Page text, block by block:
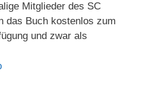
Mitglieder des SC
das Buch kostenlos zum
und zwar als